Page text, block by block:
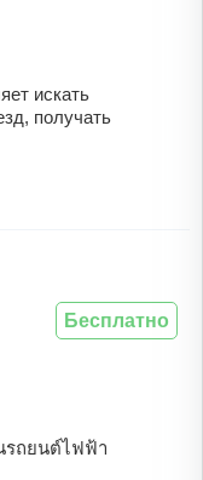
искать
получать
รถยนต์ไฟฟ้า
Бесплатно